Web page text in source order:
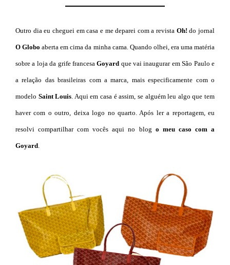
Outro dia eu cheguei em casa e me deparei com arevista Oh! do jornal
O Globo aberta em cima da minha cama. Quando olhei, era uma matéria
sobre a loja da grife francesaGoyard que vai inaugurar em São Paulo e
a relação das brasileiras com a marca, mais especificamente com o
modelo Saint Louis . Aqui em casa é assim, se alguém leu algo que tem
haver com o outro, deixa logo no quarto. Após ler a reportagem, eu
resolvi compartilhar com vocês aqui no blog o meu caso com a
Goyard